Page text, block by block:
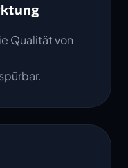
Qualität von